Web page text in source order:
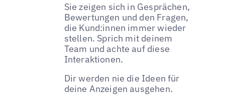
Sie zeigen sich in Gesprächen,
Bewertungen und den Fragen,
die Kund:innen immer wieder
stellen. Sprich mit deinem
Team und achte auf diese
Interaktionen.
Dir werden nie die Ideen für
deine Anzeigen ausgehen.